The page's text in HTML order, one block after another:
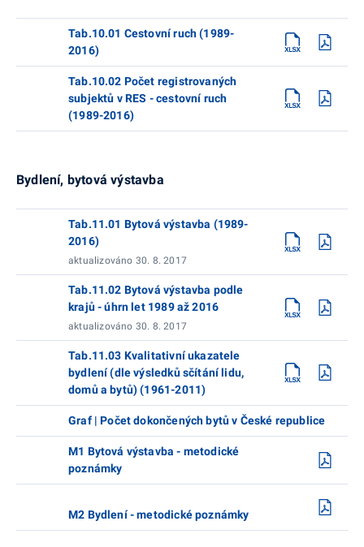
Tab.10.01 Cestovní ruch (1989-
2016)
Tab.10.02 Počet registrovaných
subjektů v RES - cestovní ruch
(1989-2016)
Bydlení, bytová výstavba
Tab.11.01 Bytová výstavba (1989-
2016)
aktualizováno 30. 8. 2017
Tab.11.02 Bytová výstavba podle
krajů - úhrn let 1989 až 2016
aktualizováno 30. 8. 2017
Tab.11.03 Kvalitativní ukazatele
bydlení (dle výsledků sčítání lidu,
domů a bytů) (1961-2011)
Graf | Počet dokončených bytů v České republice
M1 Bytová výstavba - metodické
poznámky
M2 Bydlení - metodické poznámky